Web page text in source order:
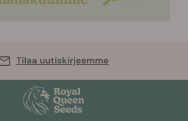
Tilaa uutiskirjeemme